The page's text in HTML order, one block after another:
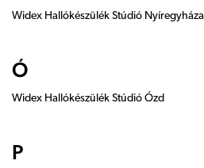
Widex Hallókészülék Stúdió Nyíregyháza
Ó
Widex Hallókészülék Stúdió Ózd
P